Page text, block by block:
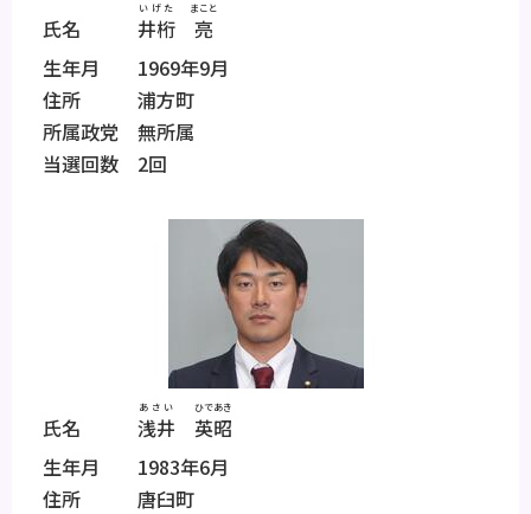
氏名 井桁
いげた
亮
まこと
生年月 1969年9月
住所 浦方町
所属政党 無所属
当選回数 2回
氏名 浅井
あさい
英昭
ひであき
生年月 1983年6月
住所 唐臼町